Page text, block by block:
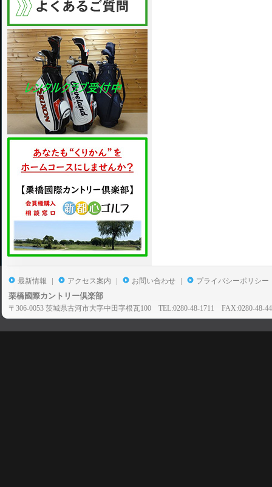
最新情報 | アクセス案内 | お問い合わせ | プライバシーポリシー
栗橋國際カントリー倶楽部
〒306-0053 茨城県古河市大字中田字根瓦100 TEL:0280-48-1711 FAX:0280-48-